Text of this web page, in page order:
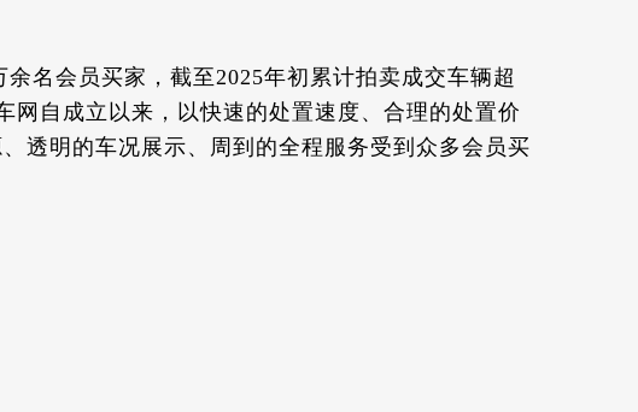
名会员买家，截至2025年初累计拍卖成交车辆超
网自成立以来，以快速的处置速度、合理的处置价
透明的车况展示、周到的全程服务受到众多会员买